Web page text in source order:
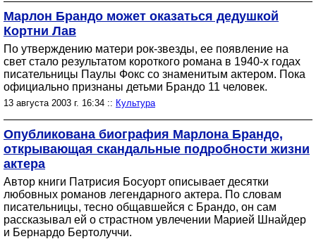
Марлон Брандо может оказаться дедушкой
Кортни Лав
По утверждению матери рок-звезды, ее появление на
свет стало результатом короткого романа в 1940-х годах
писательницы Паулы Фокс со знаменитым актером. Пока
официально признаны детьми Брандо 11 человек.
13 августа 2003 г. 16:34 :: Культура
Опубликована биография Марлона Брандо,
открывающая скандальные подробности жизни
актера
Автор книги Патрисия Босуорт описывает десятки
любовных романов легендарного актера. По словам
писательницы, тесно общавшейся с Брандо, он сам
рассказывал ей о страстном увлечении Марией Шнайдер
и Бернардо Бертолуччи.